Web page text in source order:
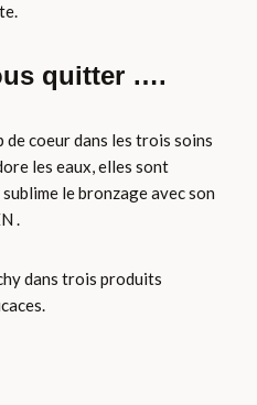
quitter ….
de coeur dans les trois soins
les eaux, elles sont
le bronzage avec son
.
dans trois produits